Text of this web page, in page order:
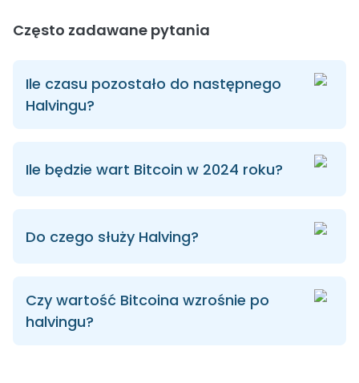
Często zadawane pytania
Ile czasu pozostało do następnego
Halvingu?
Ile będzie wart Bitcoin w 2024 roku?
Do czego służy Halving?
Czy wartość Bitcoina wzrośnie po
halvingu?